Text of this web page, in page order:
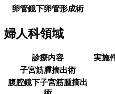
卵管鏡下卵管形成術
婦人科領域
診療内容
実施
子宮筋腫摘出術
腹腔鏡下子宮筋腫摘出